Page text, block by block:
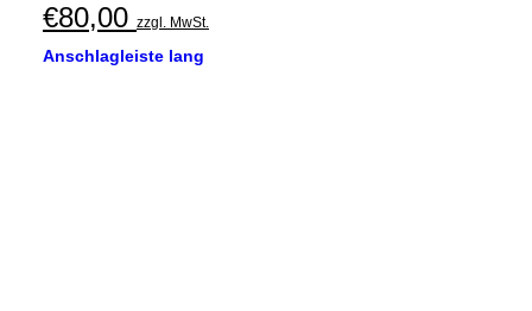
€80,00 zzgl. MwSt.
Anschlagleiste lang